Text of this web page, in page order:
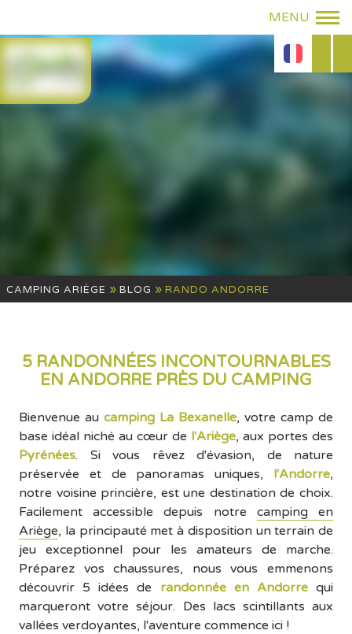
CAMPING ARIÈGE » BLOG » RANDO ANDORRE
5 RANDONNÉES INCONTOURNABLES
EN ANDORRE PRÈS DU CAMPING
Bienvenue au camping La Bexanelle, votre camp de
base idéal niché au cœur de l'Ariège, aux portes des
Pyrénées. Si vous rêvez d'évasion, de nature
préservée et de panoramas uniques, l'Andorre,
notre voisine princière, est une destination de choix.
Facilement accessible depuis notre camping en
Ariège, la principauté met à disposition un terrain de
jeu exceptionnel pour les amateurs de marche.
Préparez vos chaussures, nous vous emmenons
découvrir 5 idées de randonnée en Andorrequi
marqueront votre séjour. Des lacs scintillants aux
vallées verdoyantes, l'aventure commence ici !